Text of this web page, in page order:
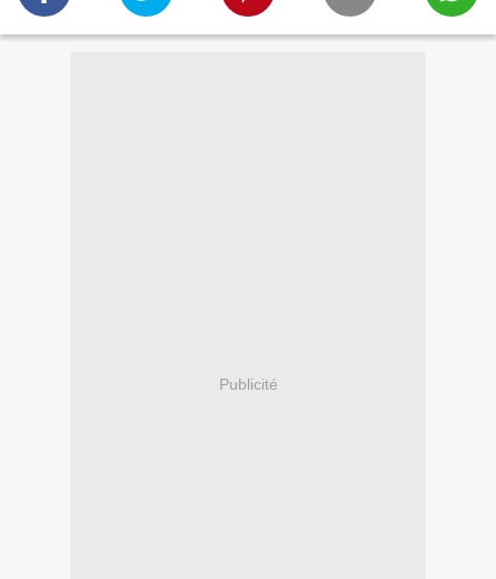
Publicité